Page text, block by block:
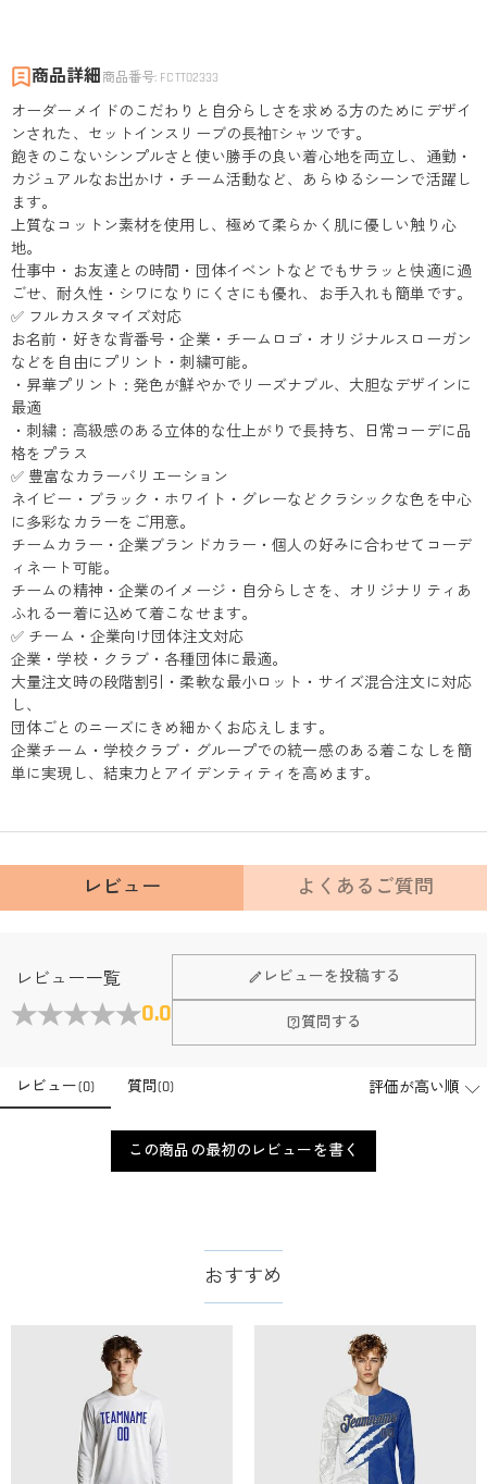
商品詳細 商品番号: FCTT02333
オーダーメイドのこだわりと自分らしさを求める方のためにデザイ
ンされた、セットインスリーブの長袖Tシャツです。
飽きのこないシンプルさと使い勝手の良い着心地を両立し、通勤・
カジュアルなお出かけ・チーム活動など、あらゆるシーンで活躍し
ます。
上質なコットン素材を使用し、極めて柔らかく肌に優しい触り心
地。
仕事中・お友達との時間・団体イベントなどでもサラッと快適に過
ごせ、耐久性・シワになりにくさにも優れ、お手入れも簡単です。
✅ フルカスタマイズ対応
お名前・好きな背番号・企業・チームロゴ・オリジナルスローガン
などを自由にプリント・刺繍可能。
・昇華プリント：発色が鮮やかでリーズナブル、大胆なデザインに
最適
・刺繍：高級感のある立体的な仕上がりで長持ち、日常コーデに品
格をプラス
✅ 豊富なカラーバリエーション
ネイビー・ブラック・ホワイト・グレーなどクラシックな色を中心
に多彩なカラーをご用意。
チームカラー・企業ブランドカラー・個人の好みに合わせてコーデ
ィネート可能。
チームの精神・企業のイメージ・自分らしさを、オリジナリティあ
ふれる一着に込めて着こなせます。
✅ チーム・企業向け団体注文対応
企業・学校・クラブ・各種団体に最適。
大量注文時の段階割引・柔軟な最小ロット・サイズ混合注文に対応
し、
団体ごとのニーズにきめ細かくお応えします。
企業チーム・学校クラブ・グループでの統一感のある着こなしを簡
単に実現し、結束力とアイデンティティを高めます。
レビュー よくあるご質問
レビュー一覧
0.0
レビューを投稿する
質問する
レビュー(0) 質問(0)
この商品の最初のレビューを書く
Fanscheerについて
会社はどこにありますか？
本社はホンコンにあります。
店舗に費やす家賃や保険、人的労力等のコストを節約して、商
品自身が値下げできるために、現在はオンラインストアのみ運
営しております。
注文後に注文の内容を変更できますか？
番号もお送りください。
支払い情報は保護されますか？
お支払い情報は高度なセキュリティで保護されております。お
客様のお支払い情報は当社のサーバーに一切保存されません。
Paypal又はクレジットカート発行会社によって処理されます。
支払い情報は保護されますか？
当社では、個人情報保護を目的としたコンプライアンスに則
り、プライバシーポリシーを定めています。お客様に安心かつ
安全にご利用いただけるよう最善の注意を払い、個人情報を厳
重に取り扱っています。 詳細は
プライバシーポリシー
確認ください。
服＆ファッション
どうやってオリジナル服をオーダーメイドします
まずお気に入りのデザインを選んで、ページに表示した項目や
服の印刷に色違いが出ることがありますか？
おすすめ